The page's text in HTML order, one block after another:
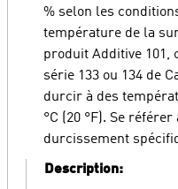
% selon les
température de la
produit Additive 101,
série 133 ou 134 de
durcir à des
°C (20 °F). Se
durcissement
Description: